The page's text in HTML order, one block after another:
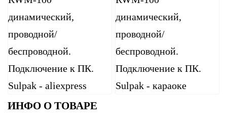
ИНФО О ТОВАРЕ